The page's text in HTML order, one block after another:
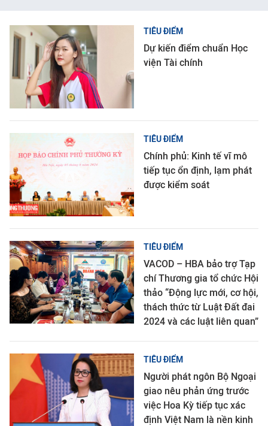
TIÊU ĐIỂM
Dự kiến điểm chuẩn Học
viện Tài chính
TIÊU ĐIỂM
Chính phủ: Kinh tế vĩ mô
tiếp tục ổn định, lạm phát
được kiểm soát
TIÊU ĐIỂM
VACOD – HBA bảo trợ Tạp
chí Thương gia tổ chức Hội
thảo “Động lực mới, cơ hội,
thách thức từ Luật Đất đai
2024 và các luật liên quan”
TIÊU ĐIỂM
Người phát ngôn Bộ Ngoại
giao nêu phản ứng trước
việc Hoa Kỳ tiếp tục xác
định Việt Nam là nền kinh